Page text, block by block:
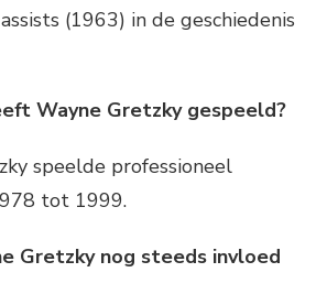
(1963) in de geschiedenis
Wayne Gretzky gespeeld?
speelde professioneel
tot 1999.
Gretzky nog steeds invloed